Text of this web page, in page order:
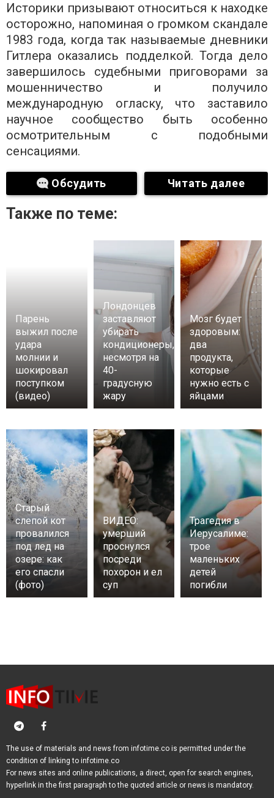
Историки призывают относиться к находке
осторожно, напоминая о громком скандале
1983 года, когда так называемые дневники
Гитлера оказались подделкой. Тогда дело
завершилось судебными приговорами за
мошенничество и получило
международную огласку, что заставило
научное сообщество быть особенно
осмотрительным с подобными
сенсациями.
Обсудить Читать далее
Также по теме:
Парень
выжил после
удара
молнии и
шокировал
поступком
(видео)
Лондонцев
заставляют
убирать
кондиционеры,
несмотря на
40-
градусную
жару
Мозг будет
здоровым:
два
продукта,
которые
нужно есть с
яйцами
Старый
слепой кот
провалился
под лед на
озере: как
его спасли
(фото)
ВИДЕО:
умерший
проснулся
посреди
похорон и ел
суп
Трагедия в
Иерусалиме:
трое
маленьких
детей
погибли
The use of materials and news from infotime.co is permitted under the
condition of linking to infotime.co
For news sites and online publications, a direct, open for search engines,
hyperlink in the first paragraph to the quoted article or news is mandatory.